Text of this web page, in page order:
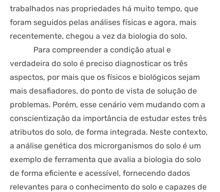
trabalhados nas propriedades há muito tempo, que
foram seguidos pelas análises físicas e agora, mais
recentemente, chegou a vez da biologia do solo.
Para compreender a condição atual e
verdadeira do solo é preciso diagnosticar os três
aspectos, por mais que os físicos e biológicos sejam
mais desafiadores, do ponto de vista de solução de
problemas. Porém, esse cenário vem mudando com a
conscientização da importância de estudar estes três
atributos do solo, de forma integrada. Neste contexto,
a análise genética dos microrganismos do solo é um
exemplo de ferramenta que avalia a biologia do solo
de forma eficiente e acessível, fornecendo dados
relevantes para o conhecimento do solo e capazes de